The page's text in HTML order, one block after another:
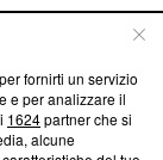
Blasting
impegniamo a
aderenza a
fornirti un servizio
e per analizzare il
1624partner che si
alcune